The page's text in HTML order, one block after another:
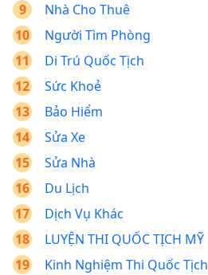
Nhà Cho Thuê
Người Tìm Phòng
Di Trú Quốc Tịch
Sức Khoẻ
Bảo Hiểm
Sửa Xe
Sửa Nhà
Du Lịch
Dịch Vụ Khác
LUYỆN THI QUỐC TỊCH MỸ
Kinh Nghiệm Thi Quốc Tịch